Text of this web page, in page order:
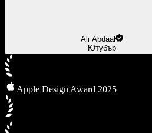
Ali Abdaal
Ютубър
Apple Design Award 2025